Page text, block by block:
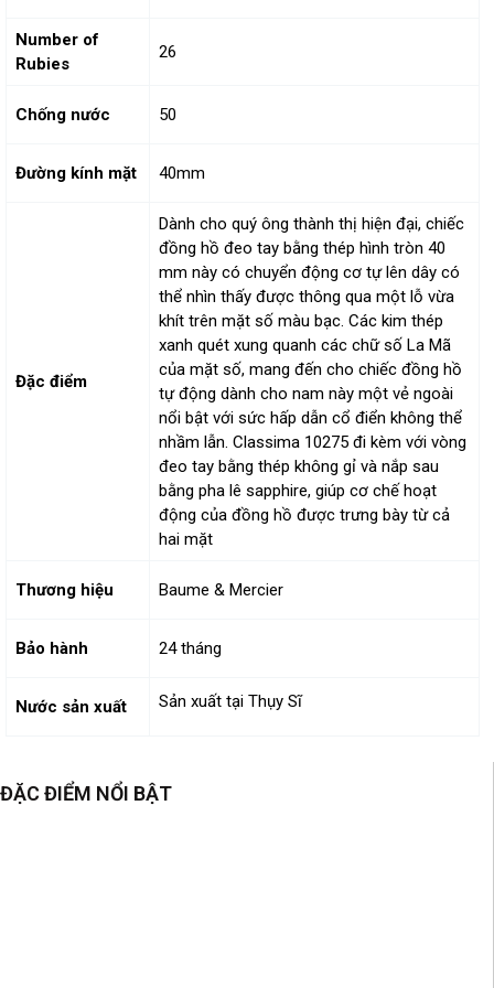
ĐẶC ĐIỂM NỔI BẬT
Number of
Rubies
26
Chống nước 50
Đường kính mặt 40mm
Đặc điểm
Dành cho quý ông thành thị hiện đại, chiếc
đồng hồ đeo tay bằng thép hình tròn 40
mm này có chuyển động cơ tự lên dây có
thể nhìn thấy được thông qua một lỗ vừa
khít trên mặt số màu bạc. Các kim thép
xanh quét xung quanh các chữ số La Mã
của mặt số, mang đến cho chiếc đồng hồ
tự động dành cho nam này một vẻ ngoài
nổi bật với sức hấp dẫn cổ điển không thể
nhầm lẫn. Classima 10275 đi kèm với vòng
đeo tay bằng thép không gỉ và nắp sau
bằng pha lê sapphire, giúp cơ chế hoạt
động của đồng hồ được trưng bày từ cả
hai mặt
Thương hiệu Baume & Mercier
Bảo hành 24 tháng
Nước sản xuất Sản xuất tại Thụy Sĩ